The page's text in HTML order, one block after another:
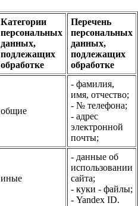
Категории
персональных
данных,
подлежащих
обработке
Перечень
персональных
данных,
подлежащих
обработке
общие
- фамилия,
имя, отчество;
- № телефона;
- адрес
электронной
почты;
иные
- данные об
использовании
сайта;
- куки - файлы;
- Yandex ID.